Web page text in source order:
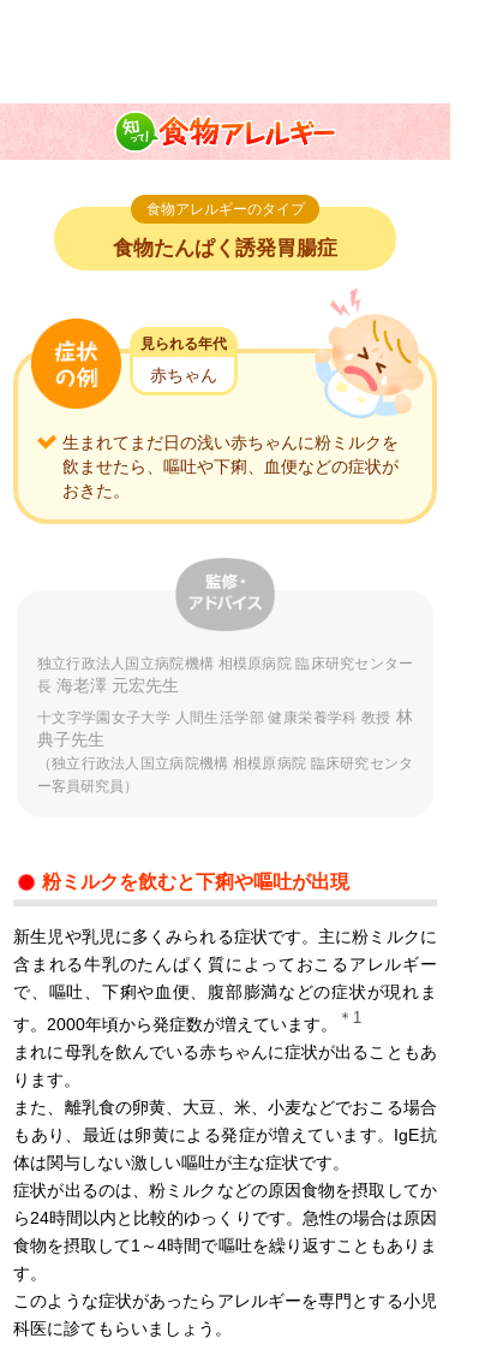
食物アレルギーのタイプ
食物たんぱく誘発胃腸症
見られる年代
赤ちゃん
生まれてまだ日の浅い赤ちゃんに粉ミルクを
飲ませたら、嘔吐や下痢、血便などの症状が
おきた。
独立行政法人国立病院機構 相模原病院 臨床研究センター
長 海老澤 元宏先生
十文字学園女子大学 人間生活学部 健康栄養学科 教授 林
典子先生
（独立行政法人国立病院機構 相模原病院 臨床研究センタ
ー客員研究員）
粉ミルクを飲むと下痢や嘔吐が出現
新生児や乳児に多くみられる症状です。主に粉ミルクに
含まれる牛乳のたんぱく質によっておこるアレルギー
で、嘔吐、下痢や血便、腹部膨満などの症状が現れま
す。2000年頃から発症数が増えています。
＊1
まれに母乳を飲んでいる赤ちゃんに症状が出ることもあ
ります。
また、離乳食の卵黄、大豆、米、小麦などでおこる場合
もあり、最近は卵黄による発症が増えています。IgE抗
体は関与しない激しい嘔吐が主な症状です。
症状が出るのは、粉ミルクなどの原因食物を摂取してか
ら24時間以内と比較的ゆっくりです。急性の場合は原因
食物を摂取して1～4時間で嘔吐を繰り返すこともありま
す。
このような症状があったらアレルギーを専門とする小児
科医に診てもらいましょう。